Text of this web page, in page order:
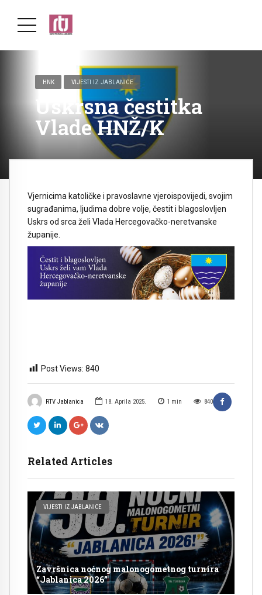
HNK VIJESTI IZ JABLANICE
Uskrsna čestitka
Vlade HNŽ/K
RTV Jablanica 18. Aprila 2025. 1 min 840
Related Articles
VIJESTI IZ JABLANICE
Završnica noćnog malonogometnog turnira
“Jablanica 2026”
Vjernicima katoličke i pravoslavne vjeroispovijedi, svojim
sugrađanima, ljudima dobre volje, čestit i blagoslovljen
Uskrs od srca želi Vlada Hercegovačko-neretvanske
županije.
Post Views: 840